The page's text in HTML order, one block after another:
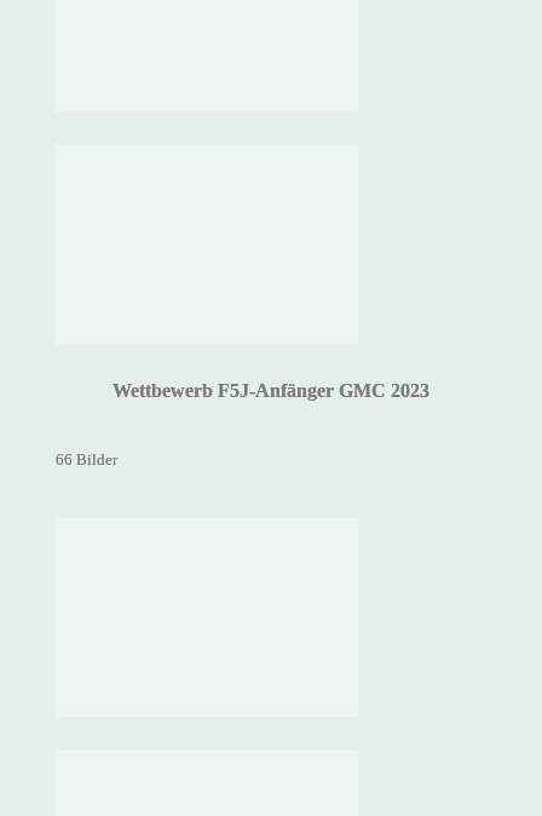
Wettbewerb F5J-Anfänger GMC 2023
66 Bilder